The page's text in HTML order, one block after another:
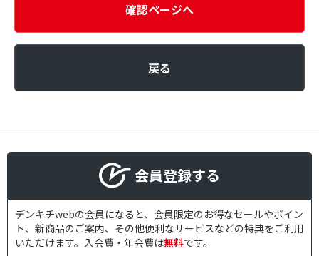
確認ページへ
戻る
会員登録する
デンキチwebの会員になると、会員限定のお得なセールやポイン
ト、新商品のご案内、その他便利なサービスなどの特典をご利用
いただけます。入会費・年会費は無料です。